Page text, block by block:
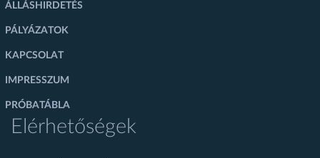
ÁLLÁSHIRDETÉS
PÁLYÁZATOK
KAPCSOLAT
IMPRESSZUM
PRÓBATÁBLA
Elérhetőségek